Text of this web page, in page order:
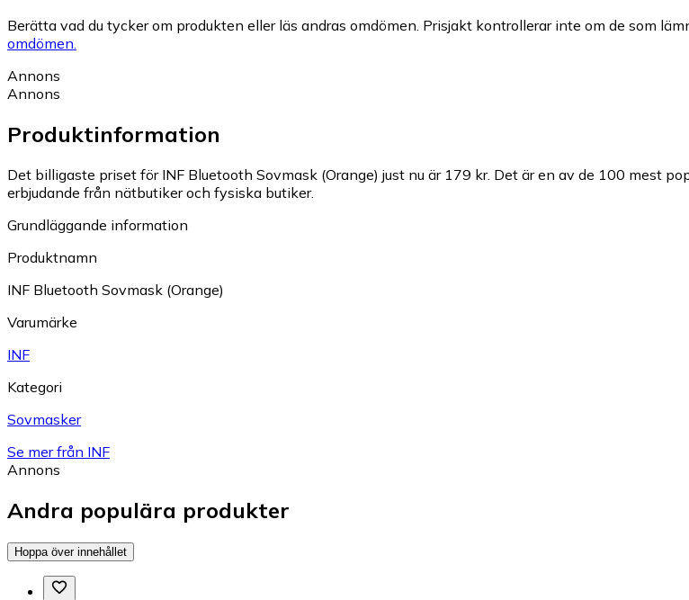
Berätta vad du tycker om produkten eller läs andras omdömen. Prisjakt kontrollerar inte om de som
omdömen.
Annons
Annons
Produktinformation
Det billigaste priset för INF Bluetooth Sovmask (Orange) just nu är 179 kr. Det är en av de 100 mest
erbjudande från nätbutiker och fysiska butiker.
Grundläggande information
Produktnamn
INF Bluetooth Sovmask (Orange)
Varumärke
INF
Kategori
Sovmasker
Se mer från INF
Annons
Andra populära produkter
Hoppa över innehållet